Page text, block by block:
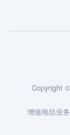
Copyright
增值电信业